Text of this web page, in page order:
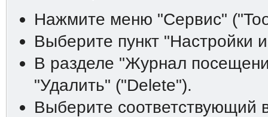
Нажмите меню "Сервис"
Выберите пункт "Настройки
В разделе "Журнал
"Удалить" ("Delete").
Выберите соответствующий